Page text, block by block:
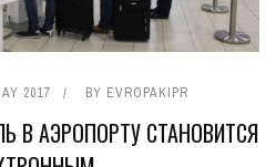
2017 BY EVROPAKIPR
В АЭРОПОРТУ СТАНОВИТСЯ